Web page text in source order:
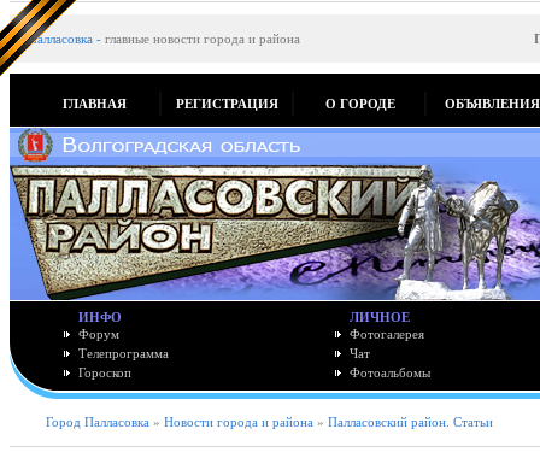
Палласовка - главные новости города и района
ГЛАВНАЯ РЕГИСТРАЦИЯ О ГОРОДЕ ОБЪЯВЛЕНИЯ
ИНФО
Форум
Телепрограмма
Гороскоп
ЛИЧНОЕ
Фотогалерея
Чат
Фотоальбомы
Город Палласовка » Новости города и района » Палласовский район. Статьи